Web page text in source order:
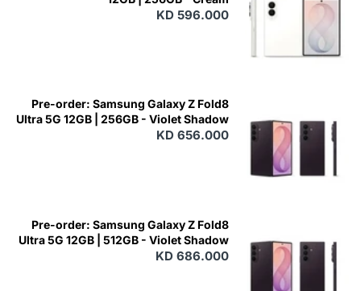
KD 596.000
Pre-order: Samsung Galaxy Z Fold8
Ultra 5G 12GB | 256GB - Violet Shadow
KD 656.000
Pre-order: Samsung Galaxy Z Fold8
Ultra 5G 12GB | 512GB - Violet Shadow
KD 686.000